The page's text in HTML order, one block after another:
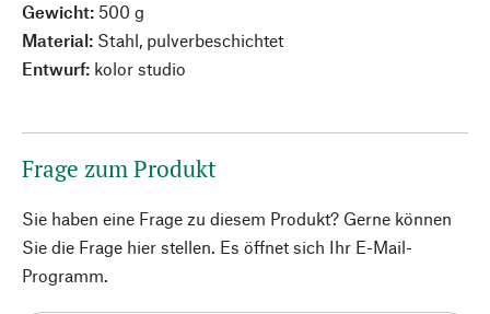
Gewicht: 500 g
Material: Stahl, pulverbeschichtet
Entwurf: kolor studio
Frage zum Produkt
Sie haben eine Frage zu diesem Produkt? Gerne können
Sie die Frage hier stellen. Es öffnet sich Ihr E-Mail-
Programm.